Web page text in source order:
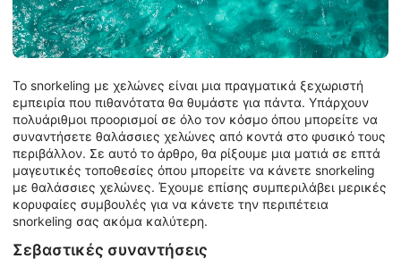
Το snorkeling με χελώνες είναι μια πραγματικά ξεχωριστή
εμπειρία που πιθανότατα θα θυμάστε για πάντα. Υπάρχουν
πολυάριθμοι προορισμοί σε όλο τον κόσμο όπου μπορείτε να
συναντήσετε θαλάσσιες χελώνες από κοντά στο φυσικό τους
περιβάλλον. Σε αυτό το άρθρο, θα ρίξουμε μια ματιά σε επτά
μαγευτικές τοποθεσίες όπου μπορείτε να κάνετε snorkeling
με θαλάσσιες χελώνες. Έχουμε επίσης συμπεριλάβει μερικές
κορυφαίες συμβουλές για να κάνετε την περιπέτεια
snorkeling σας ακόμα καλύτερη.
Σεβαστικές συναντήσεις